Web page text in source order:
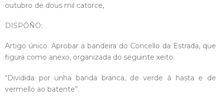
outubro de dous mil catorce,
DISPÓÑO:
Artigo único. Aprobar a bandeira do Concello da Estrada, que
figura como anexo, organizada do seguinte xeito:
“Dividida por unha banda branca, de verde á hasta e de
vermello ao batente”.